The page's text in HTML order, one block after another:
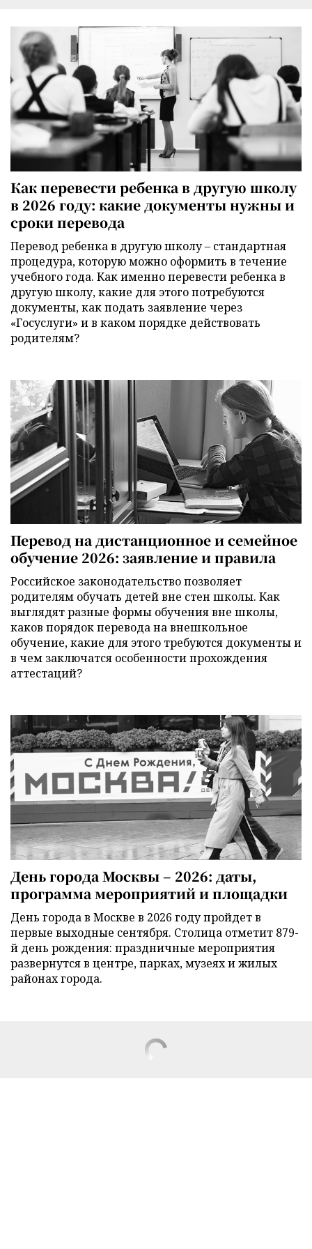
Как перевести ребенка в другую школу
в 2026 году: какие документы нужны и
сроки перевода
Перевод ребенка в другую школу – стандартная
процедура, которую можно оформить в течение
учебного года. Как именно перевести ребенка в
другую школу, какие для этого потребуются
документы, как подать заявление через
«Госуслуги» и в каком порядке действовать
родителям?
Перевод на дистанционное и семейное
обучение 2026: заявление и правила
Российское законодательство позволяет
родителям обучать детей вне стен школы. Как
выглядят разные формы обучения вне школы,
каков порядок перевода на внешкольное
обучение, какие для этого требуются документы и
в чем заключатся особенности прохождения
аттестаций?
День города Москвы – 2026: даты,
программа мероприятий и площадки
День города в Москве в 2026 году пройдет в
первые выходные сентября. Столица отметит 879-
й день рождения: праздничные мероприятия
развернутся в центре, парках, музеях и жилых
районах города.